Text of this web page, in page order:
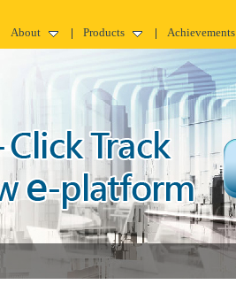
Achievements
Products
About